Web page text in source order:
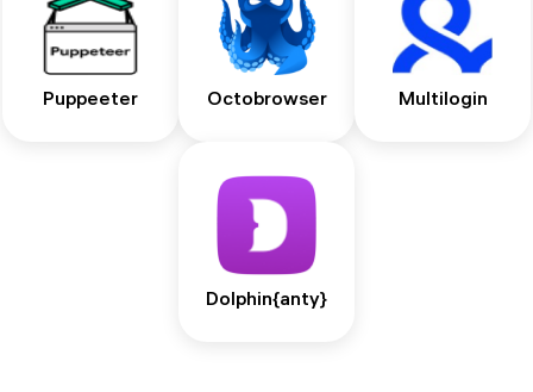
Puppeeter Octobrowser Multilogin
Dolphin{anty}